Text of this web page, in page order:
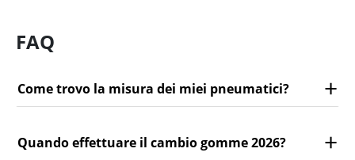
FAQ
Come trovo la misura dei miei pneumatici?
Quando effettuare il cambio gomme 2026?